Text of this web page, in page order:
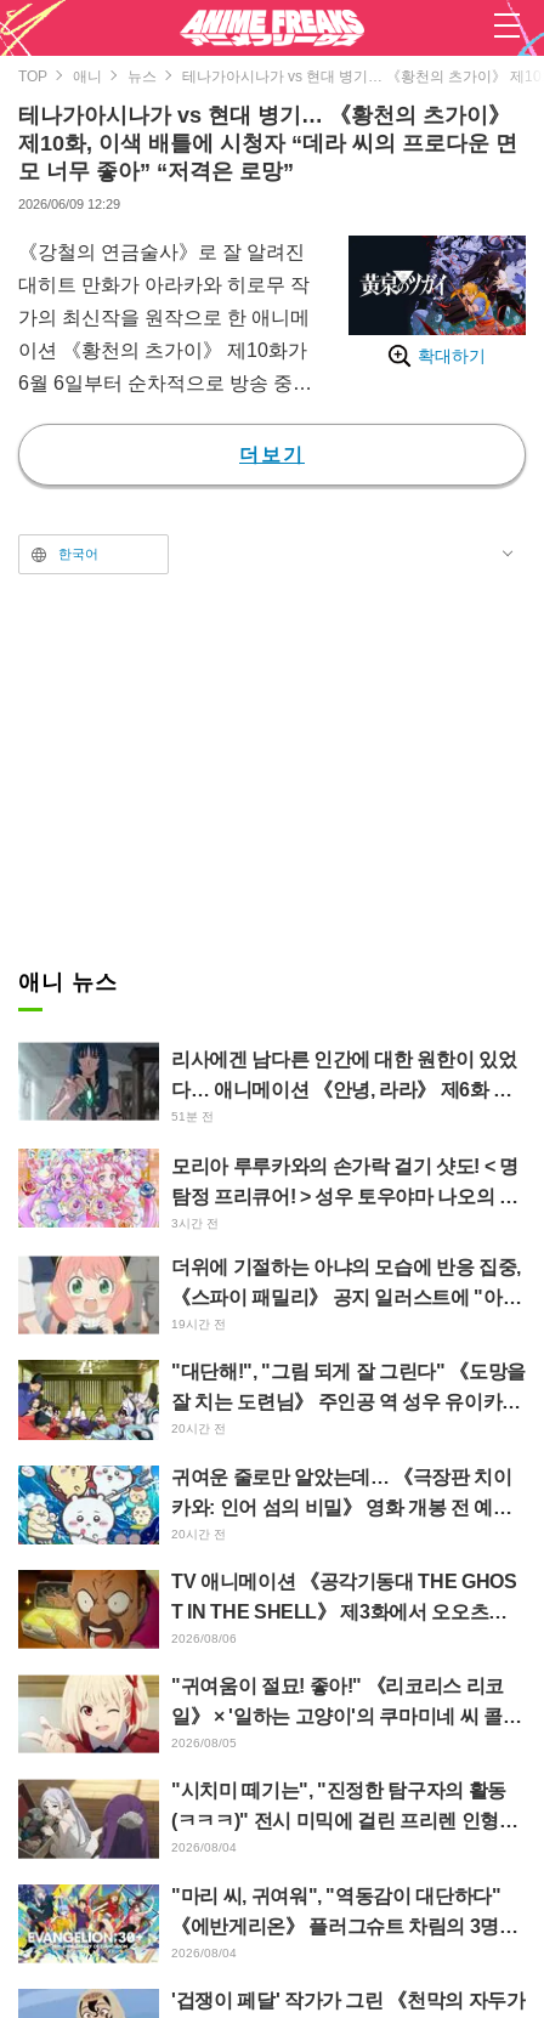
TOP 애니 뉴스 테나가아시나가 vs 현대 병기… 《황천의 츠가이》 제10
테나가아시나가 vs 현대 병기… 《황천의 츠가이》
제10화, 이색 배틀에 시청자 “데라 씨의 프로다운 면
모 너무 좋아” “저격은 로망”
2026/06/09 12:29
확대하기
《강철의 연금술사》로 잘 알려진
대히트 만화가 아라카와 히로무 작
가의 최신작을 원작으로 한 애니메
이션 《황천의 츠가이》 제10화가
6월 6일부터 순차적으로 방송 중
장하는 츠가이 ‘테나가아시나가’와
현대 병기를 구사한 이색적인 전투
다.
제10화 ‘테나가와 아시나가’에서
더보기
한국어
애니 뉴스
리사에겐 남다른 인간에 대한 원한이 있었
다… 애니메이션 《안녕, 라라》 제6화 줄
거리·선공개 컷 공개
51분 전
모리아 루루카와의 손가락 걸기 샷도! < 명
탐정 프리큐어! > 성우 토우야마 나오의 드
림 스테이지 관람 보고에 "W 아르카나다"
반응
3시간 전
더위에 기절하는 아냐의 모습에 반응 집중,
《스파이 패밀리》 공지 일러스트에 "아냐
가 녹고 있다"
19시간 전
"대단해!", "그림 되게 잘 그린다" 《도망을
잘 치는 도련님》 주인공 역 성우 유이카와
아사키의 제13화 ED 일러스트에 찬사 속
20시간 전
귀여운 줄로만 알았는데… 《극장판 치이
카와: 인어 섬의 비밀》 영화 개봉 전 예습
영상이 "생각 이상으로 가혹하다", "노동
얘기뿐이다"라며 갭에 놀라는 목소리
20시간 전
TV 애니메이션 《공각기동대 THE GHOS
T IN THE SHELL》 제3화에서 오오츠카
아키오가 연기하는 마레스 대령 등장! 캐스
트 코멘트 & 엔드 카드 공개
2026/08/06
"귀여움이 절묘! 좋아!" 《리코리스 리코
일》 × '일하는 고양이'의 쿠마미네 씨 콜라
보 발표에 "좋아!" 반응 잇따라
2026/08/05
"시치미 떼기는", "진정한 탐구자의 활동
(ㅋㅋㅋ)" 전시 미믹에 걸린 프리렌 인형에
태클 쇄도 《장송의 프리렌》
2026/08/04
"마리 씨, 귀여워", "역동감이 대단하다"
《에반게리온》 플러그슈트 차림의 3명을
그린 마츠바라 히데노리 씨의 아름다운 드
로잉 공개에 화제
2026/08/04
'겁쟁이 페달' 작가가 그린 《천막의 자두가